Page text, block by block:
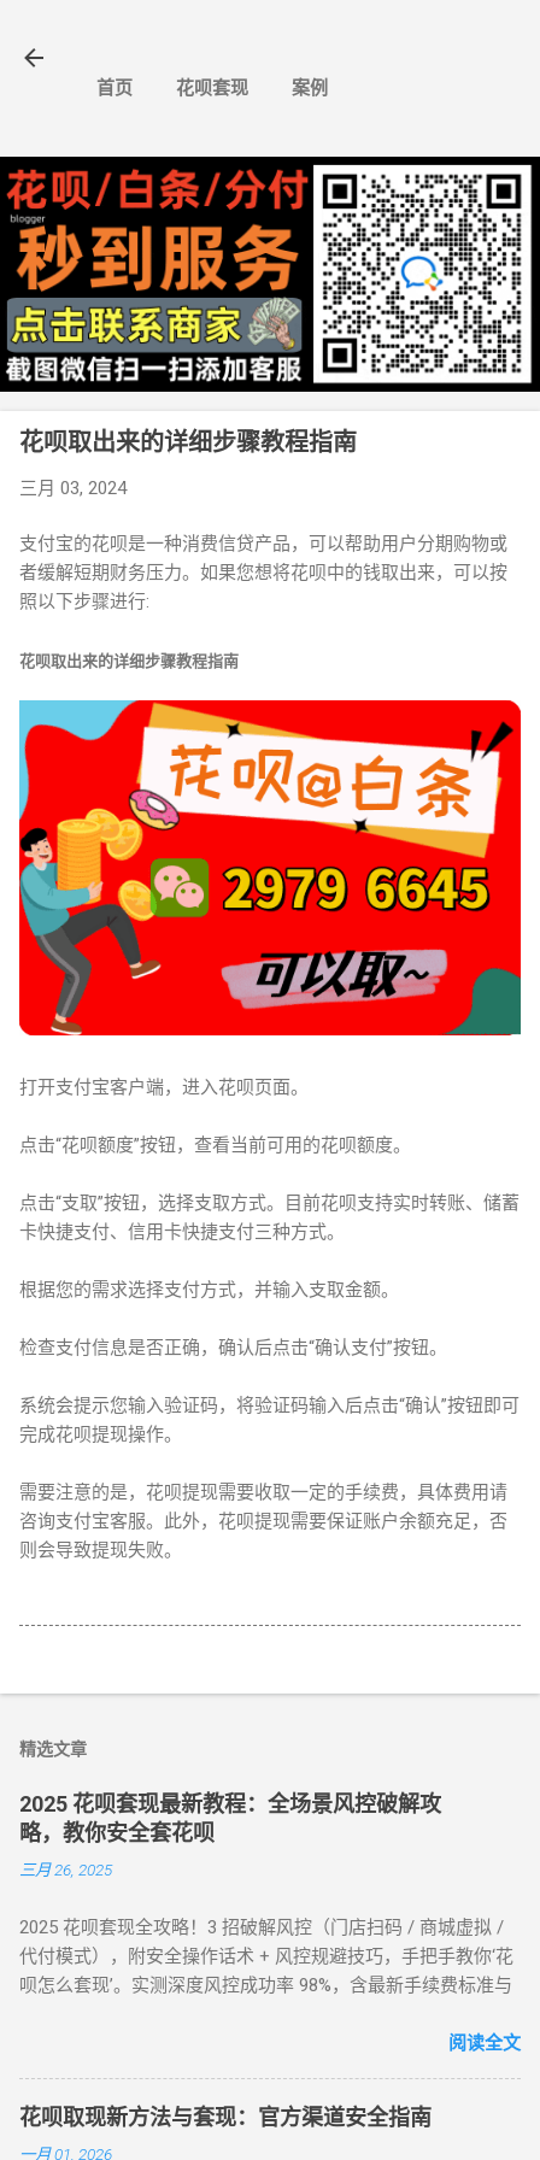
首页 花呗套现 案例
花呗取出来的详细步骤教程指南
三月 03, 2024
支付宝的花呗是一种消费信贷产品，可以帮助用户分期购物或
者缓解短期财务压力。如果您想将花呗中的钱取出来，可以按
照以下步骤进行:
花呗取出来的详细步骤教程指南
打开支付宝客户端，进入花呗页面。
点击“花呗额度”按钮，查看当前可用的花呗额度。
点击“支取”按钮，选择支取方式。目前花呗支持实时转账、储蓄
卡快捷支付、信用卡快捷支付三种方式。
根据您的需求选择支付方式，并输入支取金额。
检查支付信息是否正确，确认后点击“确认支付”按钮。
系统会提示您输入验证码，将验证码输入后点击“确认”按钮即可
完成花呗提现操作。
需要注意的是，花呗提现需要收取一定的手续费，具体费用请
咨询支付宝客服。此外，花呗提现需要保证账户余额充足，否
则会导致提现失败。
精选文章
2025 花呗套现最新教程：全场景风控破解攻
略，教你安全套花呗
三月 26, 2025
2025 花呗套现全攻略！3 招破解风控（门店扫码 / 商城虚拟 /
代付模式），附安全操作话术 + 风控规避技巧，手把手教你‘花
呗怎么套现’。实测深度风控成功率 98%，含最新手续费标准与
教程：全场景风控破解攻略，教你安全套花呗 在移动支付普
成为用户关注的焦点。本文将针对不同风控等级的花呗账户，
提供系统性的套现解决方案，帮助用户在合规前提下实现额度
阅读全文
花呗取现新方法与套现：官方渠道安全指南
一月 01, 2026